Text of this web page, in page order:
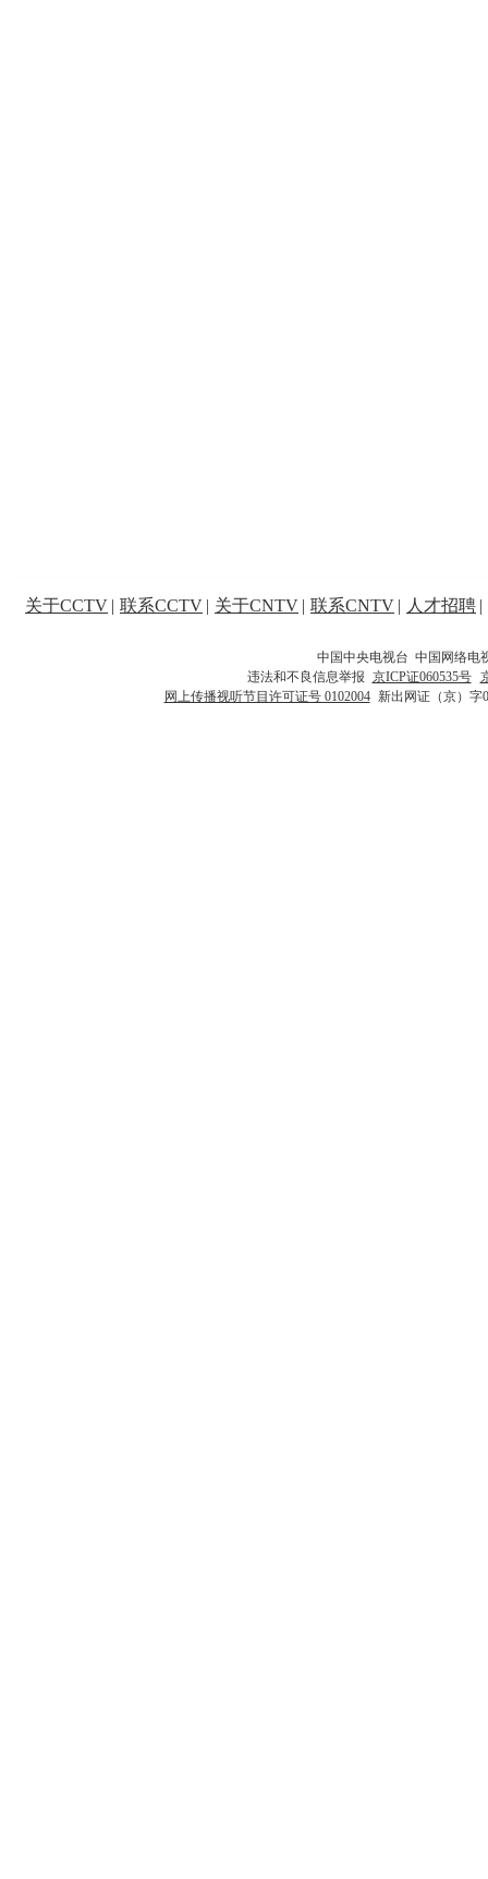
关于CCTV | 联系CCTV | 关于CNTV | 联系CNTV | 人才招聘 |
中国中央电视台 中国网络电
违法和不良信息举报 京ICP证060535号
网上传播视听节目许可证号 0102004 新出网证（京）